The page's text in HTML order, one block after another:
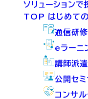
ソリューションで
TOP はじめて
通信研修
eラーニ
講師派
公開セミ
コンサ